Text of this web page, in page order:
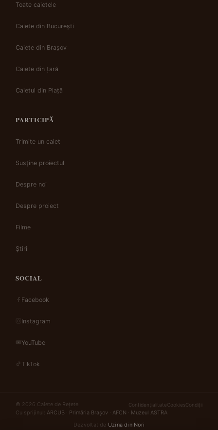
Toate caietele
Caiete din București
Caiete din Brașov
Caiete din țară
Caietul din Piață
PARTICIPĂ
Trimite un caiet
Susține proiectul
Despre noi
Despre proiect
Filme
Știri
SOCIAL
Facebook
Instagram
YouTube
TikTok
© 2026 Caiete de Rețete ConfidențialitateCookiesCondiții
Cu sprijinul: ARCUB · Primăria Brașov · AFCN · Muzeul ASTRA
Dezvoltat de Uzina din Nori